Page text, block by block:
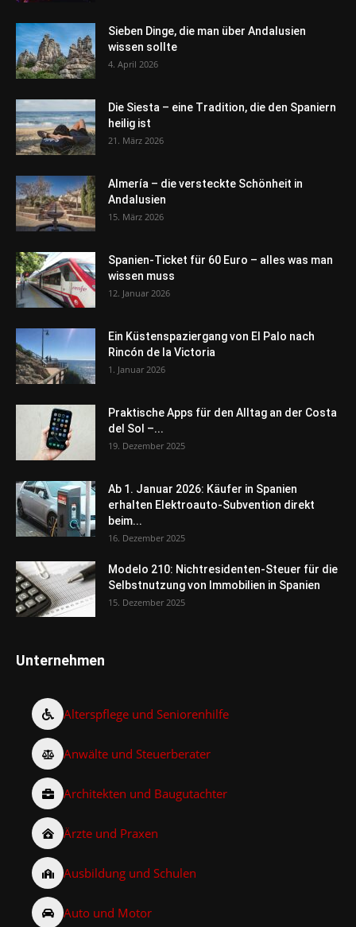
Sieben Dinge, die man über Andalusien
wissen sollte
4. April 2026
Die Siesta – eine Tradition, die den Spaniern
heilig ist
21. März 2026
Almería – die versteckte Schönheit in
Andalusien
15. März 2026
Spanien-Ticket für 60 Euro – alles was man
wissen muss
12. Januar 2026
Ein Küstenspaziergang von El Palo nach
Rincón de la Victoria
1. Januar 2026
Praktische Apps für den Alltag an der Costa
del Sol –...
19. Dezember 2025
Ab 1. Januar 2026: Käufer in Spanien
erhalten Elektroauto-Subvention direkt
beim...
16. Dezember 2025
Modelo 210: Nichtresidenten-Steuer für die
Selbstnutzung von Immobilien in Spanien
15. Dezember 2025
Unternehmen
Alterspflege und Seniorenhilfe
Anwälte und Steuerberater
Architekten und Baugutachter
Ärzte und Praxen
Ausbildung und Schulen
Auto und Motor